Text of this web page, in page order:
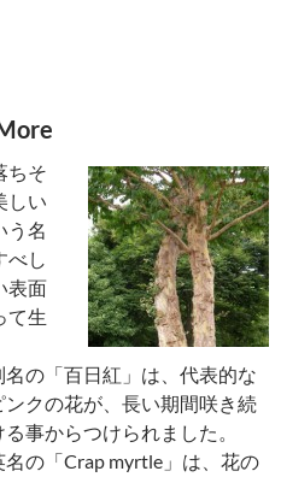
ちそ
しい
う名
べし
表面
て生
名の「百日紅」は、代表的な
ンクの花が、長い期間咲き続
る事からつけられました。
名の「Crap myrtle」は、花の